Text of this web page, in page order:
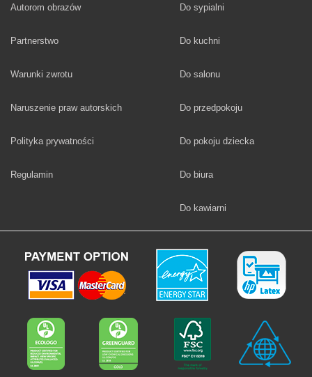
Autorom obrazów
Partnerstwo
Warunki zwrotu
Naruszenie praw autorskich
Polityka prywatności
Regulamin
Fototapety
Do sypialni
Fototapety
Do kuchni
Fototapety
Do salonu
Fototapety
Do przedpokoju
Fototapety
Do pokoju dziecka
Fototapety
Do biura
Fototapety
Do kawiarni